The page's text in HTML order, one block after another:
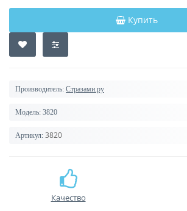
Купить
Производитель: Стразами.ру
Модель: 3820
Артикул: 3820
Качество